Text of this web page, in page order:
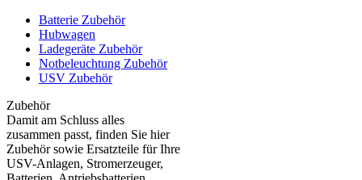
Batterie Zubehör
Hubwagen
Ladegeräte Zubehör
Notbeleuchtung Zubehör
USV Zubehör
Zubehör
Damit am Schluss alles
zusammen passt, finden Sie hier
Zubehör sowie Ersatzteile für Ihre
USV-Anlagen, Stromerzeuger,